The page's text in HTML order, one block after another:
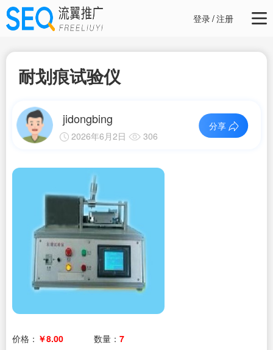
登录/注册
耐划痕试验仪
jidongbing
2026年6月2日 306
分享
价格： ￥8.00 数量： 7